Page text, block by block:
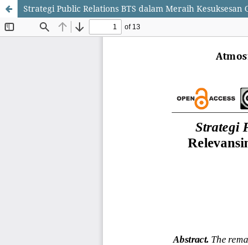
Strategi Public Relations BTS dalam Meraih